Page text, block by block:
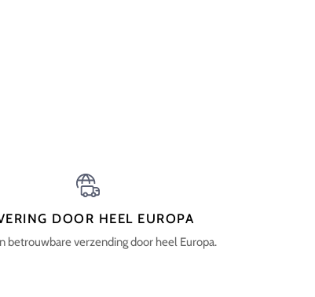
DOOR HEEL EUROPA
betrouwbare verzending door heel Europa.